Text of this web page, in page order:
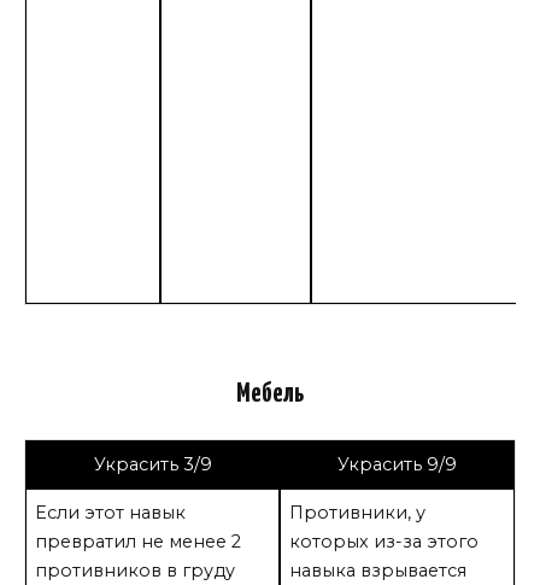
Мебель
Украсить 3/9 Украсить 9/9
Если этот навык
превратил не менее 2
противников в груду
Противники, у
которых из-за этого
навыка взрывается